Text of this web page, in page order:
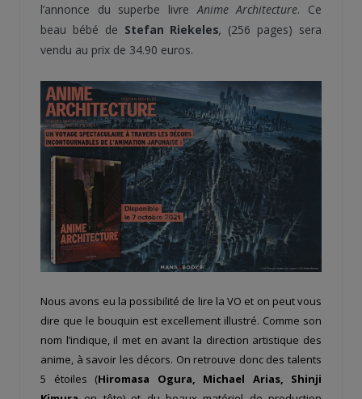
l’annonce du superbe livreAnime Architecture. Ce
beau bébé de Stefan Riekeles, (256 pages) sera
vendu au prix de 34.90 euros.
Nous avons eu la possibilité de lire la VO et on peut vous
dire que le bouquin est excellement illustré. Comme son
nom l’indique, il met en avant la direction artistique des
anime, à savoir les décors. On retrouve donc des talents
5 étoiles (Hiromasa Ogura, Michael Arias, Shinji